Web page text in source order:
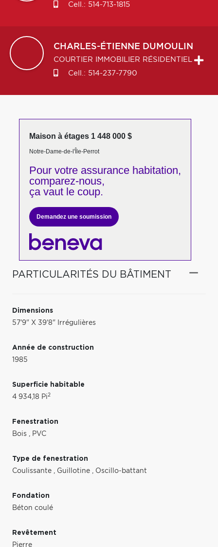
Cell.: 514-713-1815
CHARLES-ÉTIENNE DUMOULIN
COURTIER IMMOBILIER RÉSIDENTIEL
Cell.: 514-237-7790
Maison à étages 1 448 000 $
Notre-Dame-de-l'Île-Perrot
Pour votreassurance habitation,
comparez-nous,
ça vaut le coup.
Demandez une soumission
PARTICULARITÉS DU BÂTIMENT
Dimensions
57'9" X 39'8" Irrégulières
Année de construction
1985
Superficie habitable
4 934,18 Pi2
Fenestration
Bois , PVC
Type de fenestration
Coulissante , Guillotine , Oscillo-battant
Fondation
Béton coulé
Revêtement
Pierre